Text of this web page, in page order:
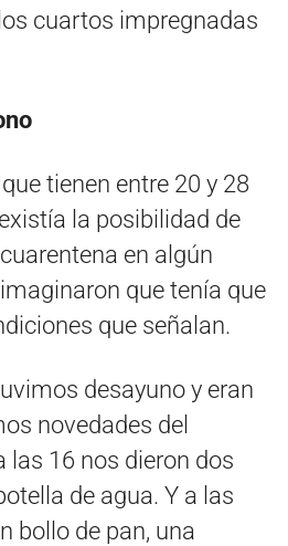
cuartos impregnadas
tienen entre 20 y 28
la posibilidad de
en algún
que tenía que
que señalan.
desayuno y eran
novedades del
las 16 nos dieron dos
de agua. Y a las
bollo de pan, una